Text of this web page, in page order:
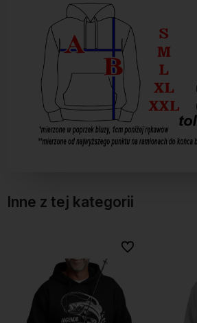
Inne z tej kategorii
Do ulubionych
Do ulubionych